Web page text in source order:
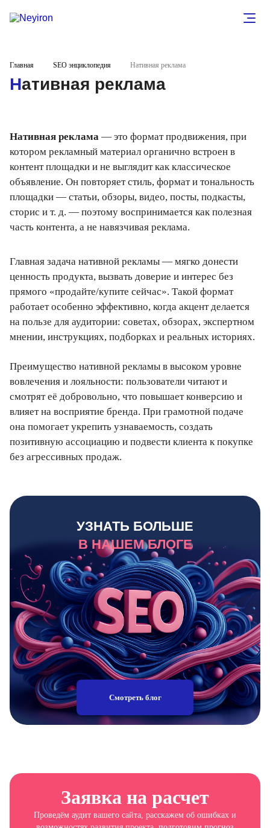
Главная SEO энциклопедия Нативная реклама
Нативная реклама
Нативная реклама — это формат продвижения, при
котором рекламный материал органично встроен в
контент площадки и не выглядит как классическое
объявление. Он повторяет стиль, формат и тональность
площадки — статьи, обзоры, видео, посты, подкасты,
сторис и т. д. — поэтому воспринимается как полезная
часть контента, а не навязчивая реклама.
Главная задача нативной рекламы — мягко донести
ценность продукта, вызвать доверие и интерес без
прямого «продайте/купите сейчас». Такой формат
работает особенно эффективно, когда акцент делается
на пользе для аудитории: советах, обзорах, экспертном
мнении, инструкциях, подборках и реальных историях.
Преимущество нативной рекламы в высоком уровне
вовлечения и лояльности: пользователи читают и
смотрят её добровольно, что повышает конверсию и
влияет на восприятие бренда. При грамотной подаче
она помогает укрепить узнаваемость, создать
позитивную ассоциацию и подвести клиента к покупке
без агрессивных продаж.
УЗНАТЬ БОЛЬШЕ
В НАШЕМ БЛОГЕ
Смотреть блог
Заявка на расчет
Проведём аудит вашего сайта, расскажем об ошибках и